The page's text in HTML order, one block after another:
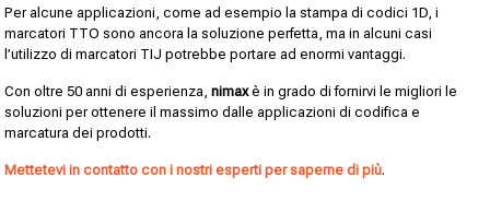
Per alcune applicazioni, come ad esempio la stampa di codici 1D, i
marcatori TTO sono ancora la soluzione perfetta, ma in alcuni casi
l’utilizzo di marcatori TIJ potrebbe portare ad enormi vantaggi.
Con oltre 50 anni di esperienza,nimaxè in grado di fornirvi le migliori le
soluzioni per ottenere il massimo dalle applicazioni di codifica e
marcatura dei prodotti.
Mettetevi in contatto con i nostri esperti per saperne di più.